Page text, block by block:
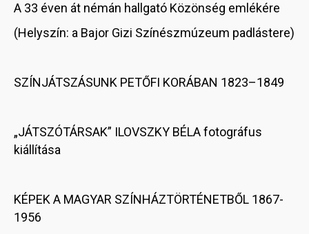
A 33 éven át némán hallgató Közönség emlékére
(Helyszín: a Bajor Gizi Színészmúzeum padlástere)
SZÍNJÁTSZÁSUNK PETŐFI KORÁBAN 1823–1849
„JÁTSZÓTÁRSAK” ILOVSZKY BÉLA fotográfus
kiállítása
KÉPEK A MAGYAR SZÍNHÁZTÖRTÉNETBŐL 1867-
1956